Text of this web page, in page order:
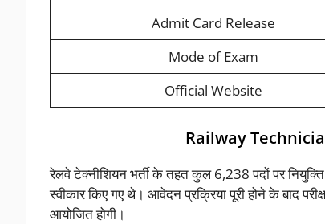
Admit Card Release
Mode of Exam
Official Website
Railway
रेलवे टेक्नीशियन भर्ती के तहत कुल 6,238 पदों पर
स्वीकार किए गए थे। आवेदन प्रक्रिया पूरी होने के बाद
आयोजित होगी।